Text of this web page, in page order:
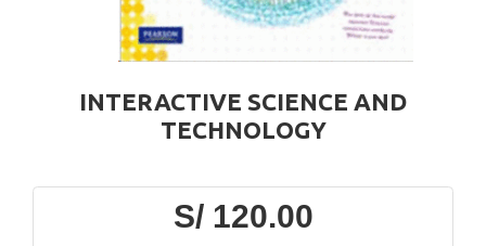
INTERACTIVE SCIENCE AND
TECHNOLOGY
S/ 120.00